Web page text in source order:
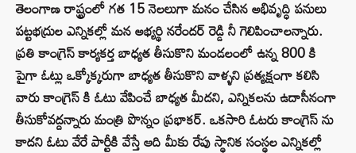
తెలంగాణ రాష్ట్రంలో గత 15 నెలలుగా మనం చేసిన అభివృద్ధి పనులు
పట్టభద్రుల ఎన్నికల్లో మన అభ్యర్థి నరేందర్ రెడ్డి నీ గెలిపించాలన్నారు.
ప్రతి కాంగ్రెస్ కార్యకర్త బాధ్యత తీసుకొని మండలంలో ఉన్న 800 కి
పైగా ఓట్లు ఒక్కోక్కరుగా బాధ్యత తీసుకొని వాళ్ళని ప్రత్యక్షంగా కలిసి
వారు కాంగ్రెస్ కి ఓటు వేపించే బాధ్యత మీదని, ఎన్నికలను ఉదాసీనంగా
తీసుకోవద్దన్నారు మంత్రి పొన్నం ప్రభాకర్‌. ఒకసారి ఓటరు కాంగ్రెస్ ను
కాదని ఓటు వేరే పార్టీకి వేస్తే ఆది మీకు రేపు స్థానిక సంస్థల ఎన్నికల్లో